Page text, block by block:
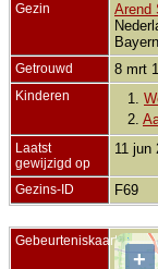
Gezin Arend
Getrouwd 8 mrt
Kinderen 1.
2.
Laatst
gewijzigd op
11 jun
Gezins-ID F69
Gebeurteniskaart
+